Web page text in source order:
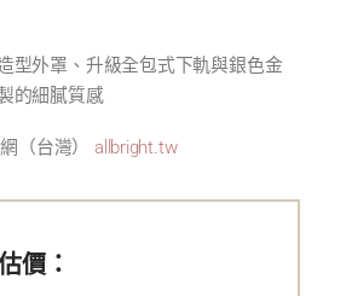
型外罩、升級全包式下軌與銀色金
的細膩質感
（台灣）allbright.tw
價：